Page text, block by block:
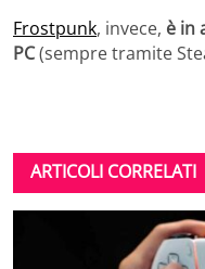
Frostpunk, invece, è in
PC(sempre tramite
ARTICOLI CORRELATI